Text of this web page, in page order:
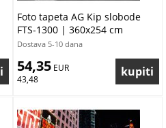
Foto tapeta AG Kip slobode
FTS-1300 | 360x254 cm
Dostava 5-10 dana
54,35 EUR
43,48